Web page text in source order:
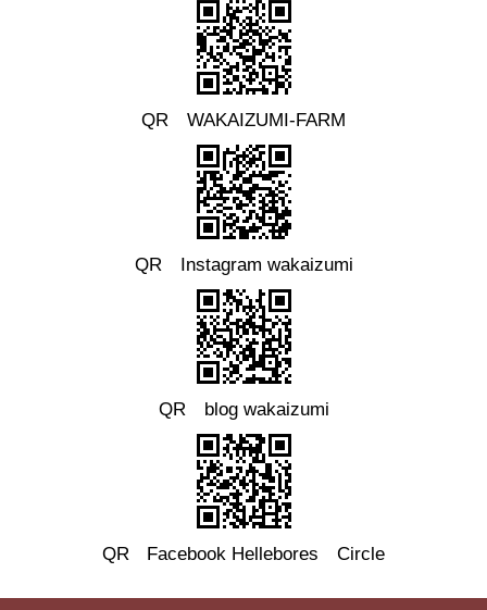
QR WAKAIZUMI-FARM
QR Instagram wakaizumi
QR blog wakaizumi
QR Facebook Hellebores Circle